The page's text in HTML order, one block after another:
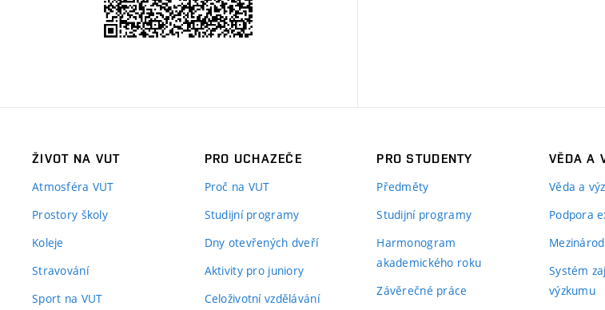
ŽIVOT NA VUT
Atmosféra VUT
Prostory školy
Koleje
Stravování
Sport na VUT
PRO UCHAZEČE
Proč na VUT
Studijní programy
Dny otevřených dveří
Aktivity pro juniory
Celoživotní vzdělávání
PRO STUDENTY
Předměty
Studijní programy
Harmonogram
akademického roku
Závěrečné práce
VĚDA A
Věda a
Podpora
Systém
výzkumu